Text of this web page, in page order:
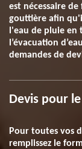
est nécessaire
gouttière afin
l'eau de pluie en
l’évacuation
demandes de
Devis pour
Pour toutes vos
remplissez le